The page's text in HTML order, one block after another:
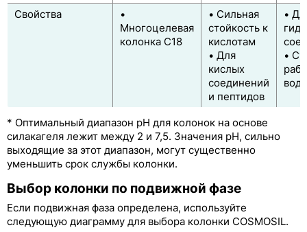
Свойства
•
Многоцелевая
колонка С18
• Сильная
стойкость к
кислотам
• Для
кислых
соединений
и пептидов
•
•
* Оптимальный диапазон рН для колонок на основе
силакагеля лежит между 2 и 7,5. Значения рН, сильно
выходящие за этот диапазон, могут существенно
уменьшить срок службы колонки.
Выбор колонки по подвижной фазе
Если подвижная фаза определена, используйте
следующую диаграмму для выбора колонки COSMOSIL.